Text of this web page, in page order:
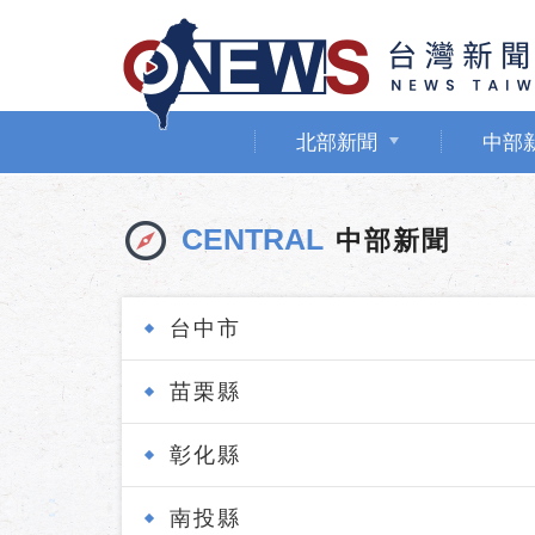
北部新聞 中部
CENTRAL 中部新聞
台中市
苗栗縣
彰化縣
南投縣